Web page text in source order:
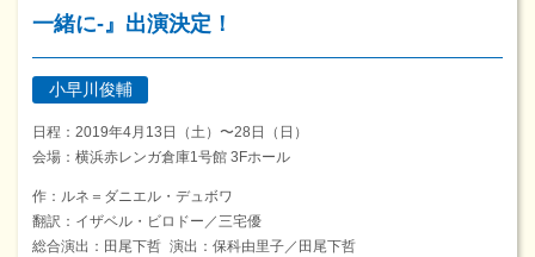
一緒に-』出演決定！
小早川俊輔
日程：2019年4月13日（土）〜28日（日）
会場：横浜赤レンガ倉庫1号館 3Fホール
作：ルネ＝ダニエル・デュボワ
翻訳：イザベル・ビロドー／三宅優
総合演出：田尾下哲 演出：保科由里子／田尾下哲